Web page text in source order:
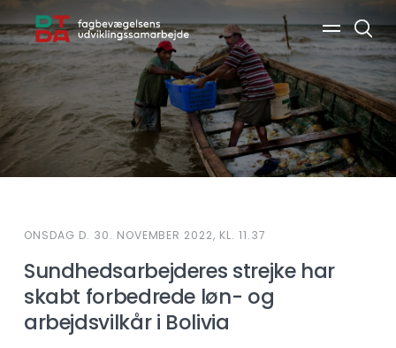
Søg
ONSDAG D. 30. NOVEMBER 2022, KL. 11.37
Sundhedsarbejderes strejke har
skabt forbedrede løn- og
arbejdsvilkår i Bolivia